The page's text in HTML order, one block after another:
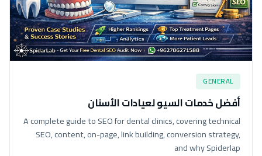
GENERAL
أفضل خدمات السيو لعيادات الأسنان
A complete guide to SEO for dental clinics, covering technical
SEO, content, on-page, link building, conversion strategy,
and why Spiderlap